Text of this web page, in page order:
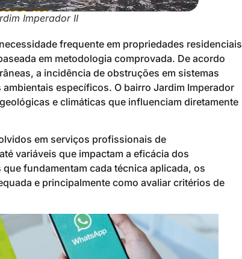
Imperador II
frequente em propriedades residenciais
em metodologia comprovada. De acordo
a incidência de obstruções em sistemas
específicos. O bairro Jardim Imperador
e climáticas que influenciam diretamente
em serviços profissionais de
variáveis que impactam a eficácia dos
fundamentam cada técnica aplicada, os
e principalmente como avaliar critérios de